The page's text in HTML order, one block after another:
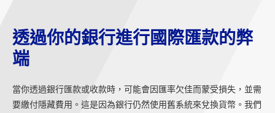
透過你的銀行進行國際匯款的弊
端
當你透過銀行匯款或收款時，可能會因匯率欠佳而蒙受損失，並需
要繳付隱藏費用。這是因為銀行仍然使用舊系統來兌換貨幣。我們